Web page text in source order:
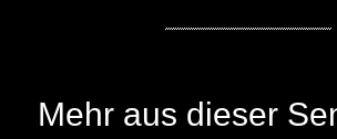
Mehr aus dieser